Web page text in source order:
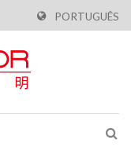
PORTUGUÊS